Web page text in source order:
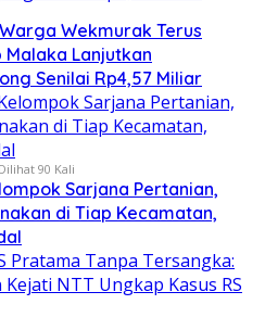
Wekmurak Terus
Malaka Lanjutkan
Senilai Rp4,57 Miliar
Dilihat 90 Kali
Sarjana Pertanian,
di Tiap Kecamatan,